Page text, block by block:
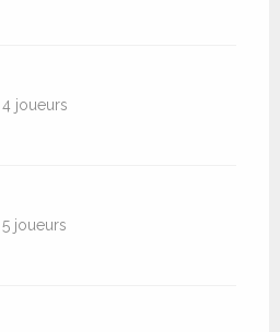
joueurs
joueurs